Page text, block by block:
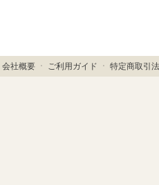
会社概要 ㆍ ご利用ガイド ㆍ特定商取引